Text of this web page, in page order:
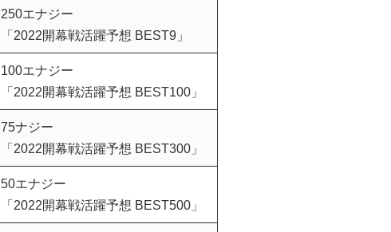
250エナジー
「2022開幕戦活躍予想 BEST9」
100エナジー
「2022開幕戦活躍予想 BEST100」
75ナジー
「2022開幕戦活躍予想 BEST300」
50エナジー
「2022開幕戦活躍予想 BEST500」